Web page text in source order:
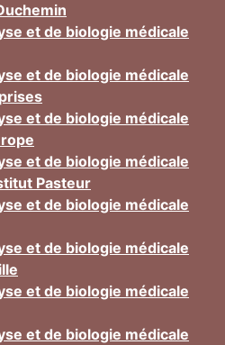
et de biologie médicale
et de biologie médicale
et de biologie médicale
et de biologie médicale
Pasteur
et de biologie médicale
et de biologie médicale
et de biologie médicale
et de biologie médicale